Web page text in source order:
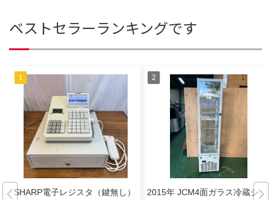
ベストセラーランキングです
SHARP電子レジスタ（鍵無し）
2015年 JCM4面ガラス冷蔵ショ